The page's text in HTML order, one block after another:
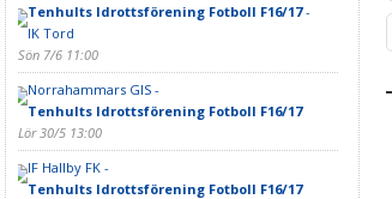
Tenhults Idrottsförening Fotboll F16/17-
IK Tord
Sön 7/6 11:00
Norrahammars GIS -
Tenhults Idrottsförening Fotboll F16/17
Lör 30/5 13:00
IF Hallby FK -
Tenhults Idrottsförening Fotboll F16/17